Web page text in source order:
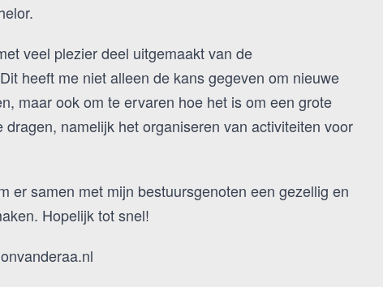
veel plezier deel uitgemaakt van de
heeft me niet alleen de kans gegeven om nieuwe
maar ook om te ervaren hoe het is om een grote
dragen, namelijk het organiseren van activiteiten voor
er samen met mijn bestuursgenoten een gezellig en
Hopelijk tot snel!